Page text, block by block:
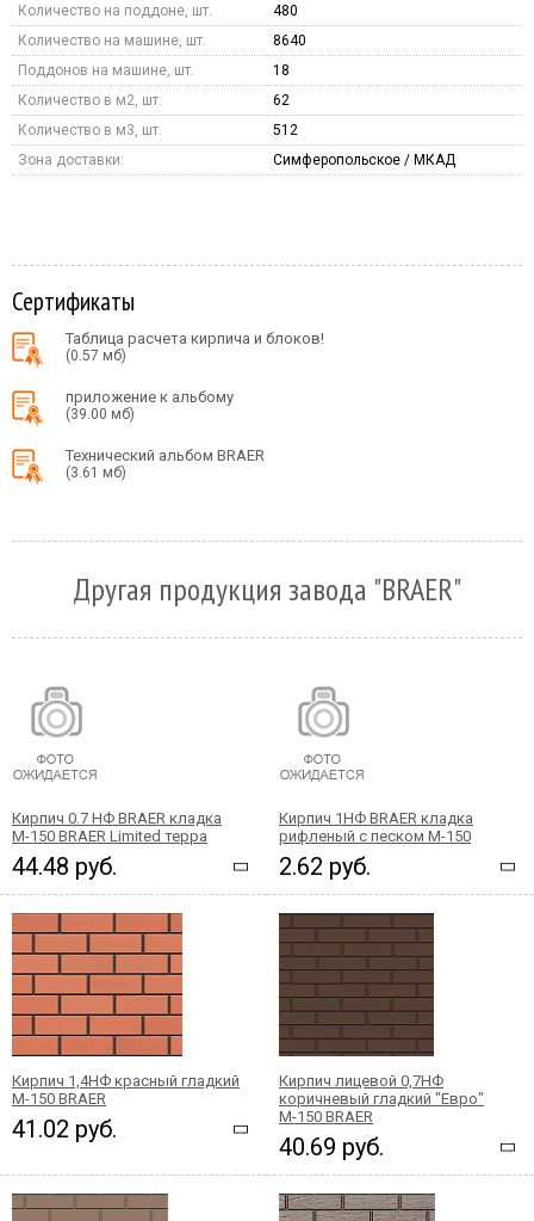
Количество на поддоне, шт.
480
Количество на машине, шт.
8640
Поддонов на машине, шт.
18
Количество в м2, шт.
62
Количество в м3, шт.
512
Зона доставки:
Симферопольское / МКАД
Сертификаты
Таблица расчета кирпича и блоков!
(0.57 мб)
приложение к альбому
(39.00 мб)
Технический альбом BRAER
(3.61 мб)
Другая продукция завода "BRAER"
Кирпич 0.7 НФ BRAER кладка
М-150 BRAER Limited терра
44.48 руб.
Кирпич 1НФ BRAER кладка
рифленый с песком М-150
2.62 руб.
Кирпич 1,4НФ красный гладкий
М-150 BRAER
41.02 руб.
Кирпич лицевой 0,7НФ
коричневый гладкий "Евро"
М-150 BRAER
40.69 руб.